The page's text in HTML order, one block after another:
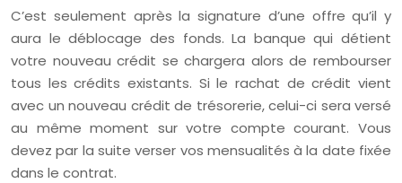
C’est seulement après la signature d’une offre qu’il y
aura le déblocage des fonds. La banque qui détient
votre nouveau crédit se chargera alors de rembourser
tous les crédits existants. Si le rachat de crédit vient
avec un nouveau crédit de trésorerie, celui-ci sera versé
au même moment sur votre compte courant. Vous
devez par la suite verser vos mensualités à la date fixée
dans le contrat.